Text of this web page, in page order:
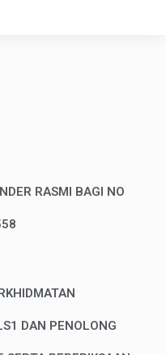
RASMI BAGI NO
DAN PENOLONG